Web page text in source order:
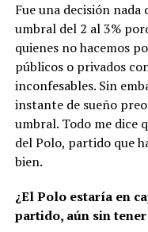
Fue una decisión
umbral del 2 al 3%
quienes no hacemos
públicos o privados
inconfesables. Sin
instante de sueño
umbral. Todo me dice
del Polo, partido que
bien.
¿El Polo estaría en
partido, aún sin